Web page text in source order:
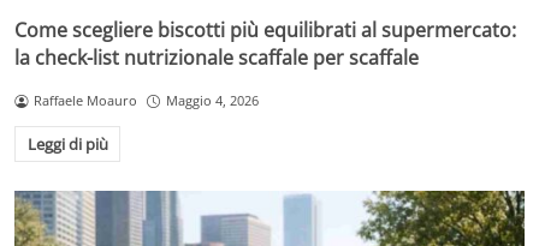
Come scegliere biscotti più equilibrati al supermercato:
la check-list nutrizionale scaffale per scaffale
Raffaele Moauro Maggio 4, 2026
Leggi di più